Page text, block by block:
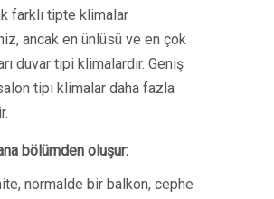
farklı tipte klimalar
ancak en ünlüsü ve en çok
duvar tipi klimalardır. Geniş
tipi klimalar daha fazla
bölümden oluşur:
normalde bir balkon, cephe